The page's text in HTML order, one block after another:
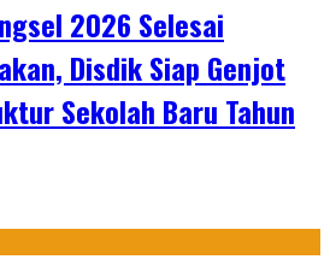
2026 Selesai
Disdik Siap Genjot
Sekolah Baru Tahun